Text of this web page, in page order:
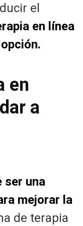
el
en línea
en
a
ser una
mejorar la
de terapia